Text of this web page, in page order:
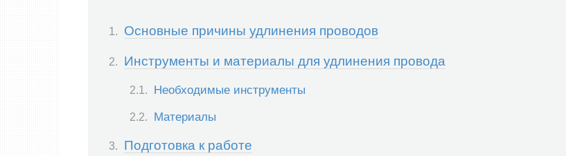
Основные причины удлинения проводов
Инструменты и материалы для удлинения провода
Необходимые инструменты
Материалы
Подготовка к работе